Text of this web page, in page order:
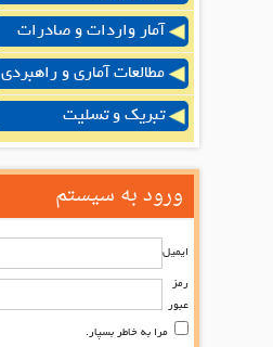
آمار واردات و صادرات
مطالعات آماری و راهبردی
تبریک و تسلیت
ورود به سیستم
ایمیل
رمز
عبور
مرا به خاطر بسپار.